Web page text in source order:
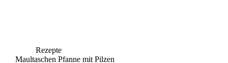
Rezepte
Maultaschen Pfanne mit Pilzen